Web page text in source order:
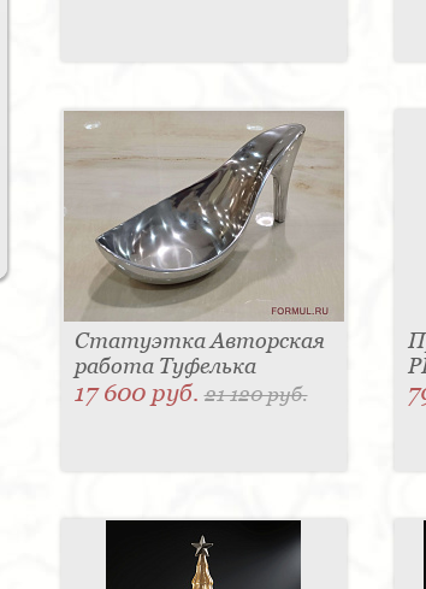
Статуэтка Авторская
работа Туфелька
17 600 руб.21 120 руб.